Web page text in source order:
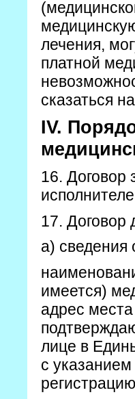
лечения,
платной
сказаться
IV.
16. Договор
17. Договор
а) сведения
имеется)
адрес
лице в
с